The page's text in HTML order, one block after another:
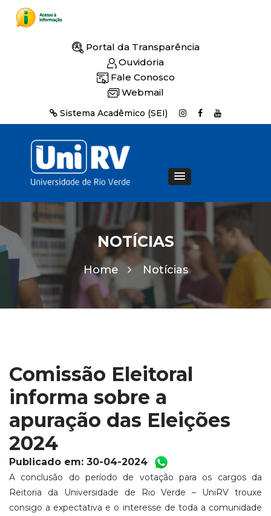
Portal da Transparência
Ouvidoria
Fale Conosco
Webmail
Sistema Acadêmico (SEI)
NOTÍCIAS
Home Notícias
Comissão Eleitoral
informa sobre a
apuração das Eleições
2024
Publicado em: 30-04-2024
A conclusão do período de votação para os cargos da
Reitoria da Universidade de Rio Verde – UniRV trouxe
consigo a expectativa e o interesse de toda a comunidade